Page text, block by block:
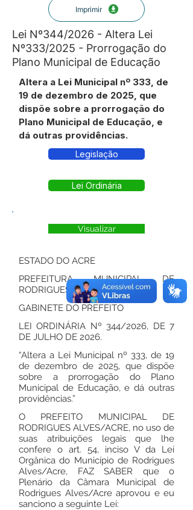
Imprimir
Lei Nº344/2026 - Altera Lei
Nº333/2025 - Prorrogação do
Plano Municipal de Educação
Altera a Lei Municipal nº 333, de
19 de dezembro de 2025, que
dispõe sobre a prorrogação do
Plano Municipal de Educação, e
dá outras providências.
Legislação
Lei Ordinária
Visualizar
ESTADO DO ACRE
PREFEITURA MUNICIPAL DE
RODRIGUES ALVES
GABINETE DO PREFEITO
LEI ORDINÁRIA Nº 344/2026, DE 7
DE JULHO DE 2026.
“Altera a Lei Municipal nº 333, de 19
de dezembro de 2025, que dispõe
sobre a prorrogação do Plano
Municipal de Educação, e dá outras
providências.”
O PREFEITO MUNICIPAL DE
RODRIGUES ALVES/ACRE, no uso de
suas atribuições legais que lhe
confere o art. 54, inciso V da Lei
Orgânica do Município de Rodrigues
Alves/Acre, FAZ SABER que o
Plenário da Câmara Municipal de
Rodrigues Alves/Acre aprovou e eu
sanciono a seguinte Lei: